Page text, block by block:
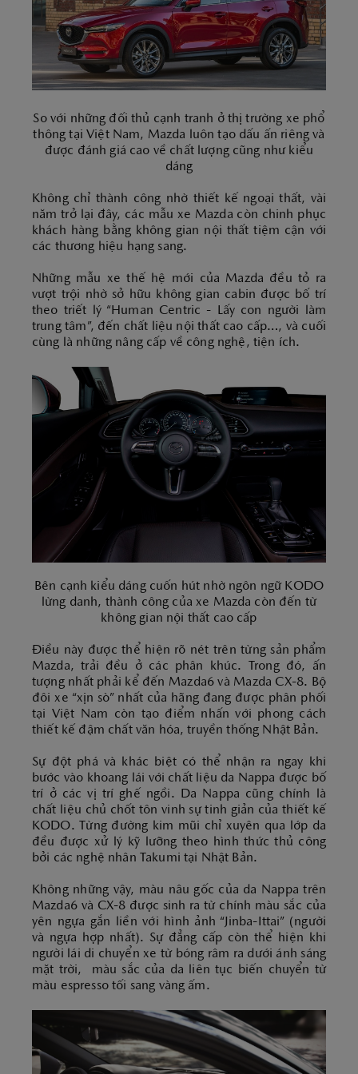
So với những đối thủ cạnh tranh ở thị trường xe phổ
thông tại Việt Nam, Mazda luôn tạo dấu ấn riêng và
được đánh giá cao về chất lượng cũng như kiểu
dáng
Không chỉ thành công nhờ thiết kế ngoại thất, vài
năm trở lại đây, các mẫu xe Mazda còn chinh phục
khách hàng bằng không gian nội thất tiệm cận với
các thương hiệu hạng sang.
Những mẫu xe thế hệ mới của Mazda đều tỏ ra
vượt trội nhờ sở hữu không gian cabin được bố trí
theo triết lý “Human Centric - Lấy con người làm
trung tâm”, đến chất liệu nội thất cao cấp…, và cuối
cùng là những nâng cấp về công nghệ, tiện ích.
Bên cạnh kiểu dáng cuốn hút nhờ ngôn ngữ KODO
lừng danh, thành công của xe Mazda còn đến từ
không gian nội thất cao cấp
Điều này được thể hiện rõ nét trên từng sản phẩm
Mazda, trải đều ở các phân khúc. Trong đó, ấn
tượng nhất phải kể đến Mazda6 và Mazda CX-8. Bộ
đôi xe “xịn sò” nhất của hãng đang được phân phối
tại Việt Nam còn tạo điểm nhấn với phong cách
thiết kế đậm chất văn hóa, truyền thống Nhật Bản.
Sự đột phá và khác biệt có thể nhận ra ngay khi
bước vào khoang lái với chất liệu da Nappa được bố
trí ở các vị trí ghế ngồi. Da Nappa cũng chính là
chất liệu chủ chốt tôn vinh sự tinh giản của thiết kế
KODO. Từng đường kim mũi chỉ xuyên qua lớp da
đều được xử lý kỹ lưỡng theo hình thức thủ công
bởi các nghệ nhân Takumi tại Nhật Bản.
Không những vậy, màu nâu gốc của da Nappa trên
Mazda6 và CX-8 được sinh ra từ chính màu sắc của
yên ngựa gắn liền với hình ảnh “Jinba-Ittai” (người
và ngựa hợp nhất). Sự đẳng cấp còn thể hiện khi
người lái di chuyển xe từ bóng râm ra dưới ánh sáng
mặt trời, màu sắc của da liên tục biến chuyển từ
màu espresso tối sang vàng ấm.